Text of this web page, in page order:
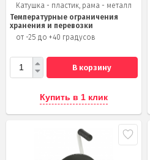
Катушка - пластик, рама - металл
Температурные ограничения
хранения и перевозки
от -25 до +40 градусов
В корзину
Купить в 1 клик